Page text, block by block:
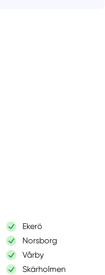
Ekerö
Norsborg
Vårby
Skärholmen